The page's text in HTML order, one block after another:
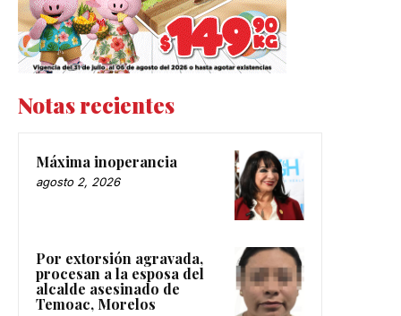
Notas recientes
Máxima inoperancia
agosto 2, 2026
Por extorsión agravada,
procesan a la esposa del
alcalde asesinado de
Temoac, Morelos